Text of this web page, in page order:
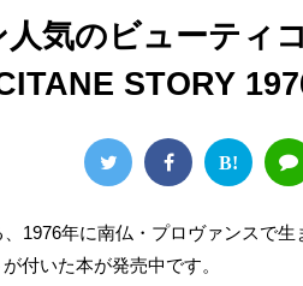
人気のビューティ
STORY
B!
1976年に南仏・プロヴァンスで生
付いた本が発売中です。